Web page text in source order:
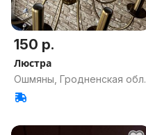
150 р.
Люстра
Ошмяны, Гродненская обл.